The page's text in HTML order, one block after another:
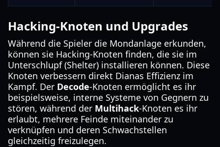
Hacking-Knoten und Upgrades
Während die Spieler die Mondanlage erkunden,
können sie Hacking-Knoten finden, die sie im
Unterschlupf (Shelter) installieren können. Diese
Knoten verbessern direkt Dianas Effizienz im
Kampf. Der Decode-Knoten ermöglicht es ihr
beispielsweise, interne Systeme von Gegnern zu
stören, während der Multihack-Knoten es ihr
erlaubt, mehrere Feinde miteinander zu
verknüpfen und deren Schwachstellen
gleichzeitig freizulegen.